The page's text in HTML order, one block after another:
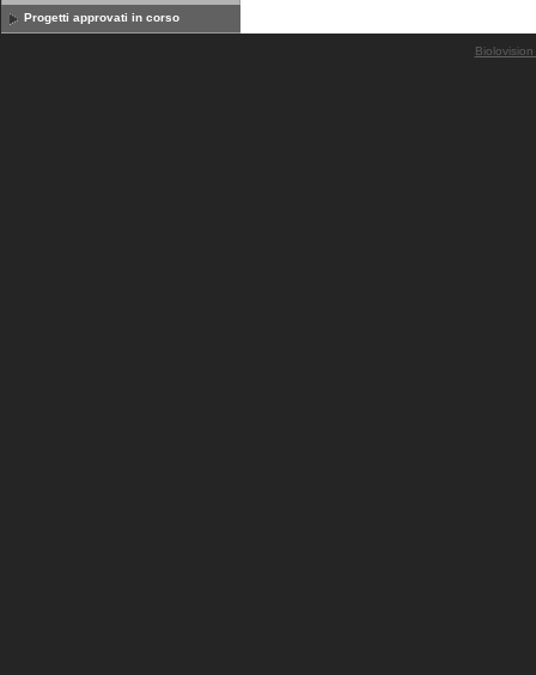
Progetti approvati in corso
Biolovision